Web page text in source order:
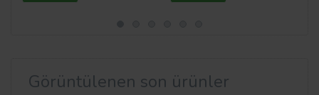
Görüntülenen son ürünler